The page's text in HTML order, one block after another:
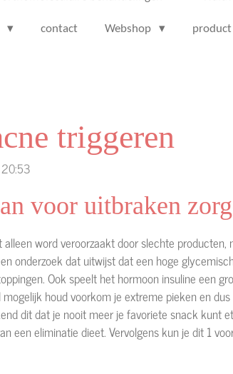
contact Webshop product
triggeren
voor uitbraken
word veroorzaakt door slechte
onderzoek dat uitwijst dat een hoge
Ook speelt het hormoon insuline een
houd voorkom je extreme pieken en
dit dat je nooit meer je favoriete snack kunt
een eliminatie dieet. Vervolgens kun je dit 1